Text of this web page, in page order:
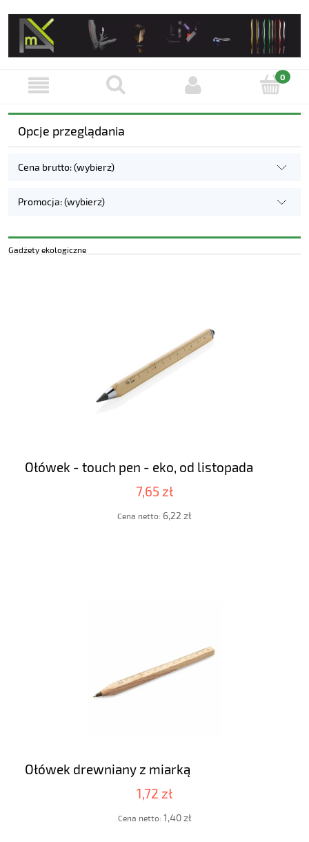
Opcje przeglądania
Cena brutto: (wybierz)
Promocja: (wybierz)
Gadżety ekologiczne
Ołówek - touch pen - eko, od listopada
7,65 zł
Cena netto: 6,22 zł
Ołówek drewniany z miarką
1,72 zł
Cena netto: 1,40 zł